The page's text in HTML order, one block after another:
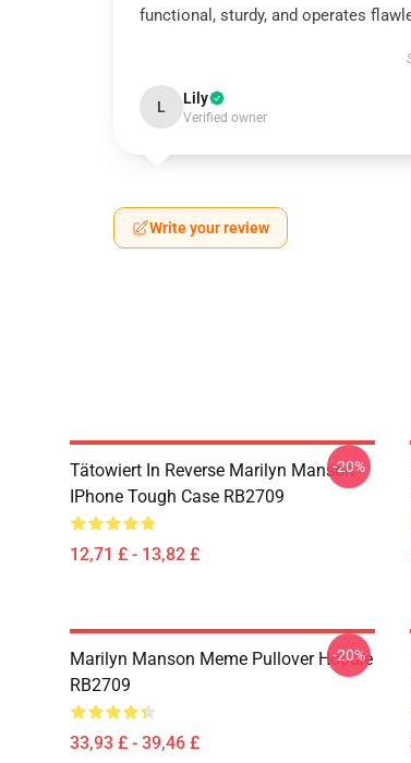
functional, sturdy, and operates
L Lily
Verified owner
Write your review
Tätowiert In Reverse Marilyn Manson
IPhone Tough Case RB2709
12,71 £ - 13,82 £
-20%
Marilyn Manson Meme Pullover Hoodie
RB2709
33,93 £ - 39,46 £
-20%